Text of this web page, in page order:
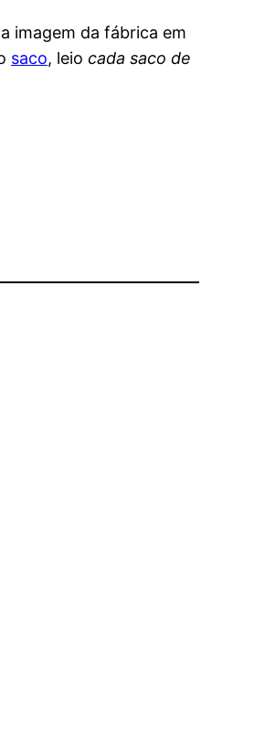
imagem da fábrica em
saco, leio cada saco de